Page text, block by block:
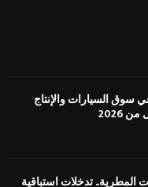
سوق السيارات والإنتاج
2026
المطرية.. تدخلات استباقية